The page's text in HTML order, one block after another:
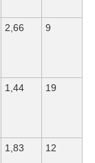
2,66 9
1,44 19
1,83 12